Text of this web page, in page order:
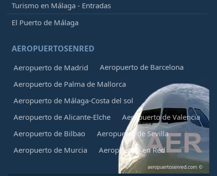
Turismo en Málaga - Entradas
El Puerto de Málaga
AEROPUERTOSENRED
Aeropuerto de Madrid
Aeropuerto de Barcelona
Aeropuerto de Palma de Mallorca
Aeropuerto de Málaga-Costa del sol
Aeropuerto de Alicante-Elche
Aeropuerto de Valencia
Aeropuerto de Bilbao
Aeropuerto de Sevilla
Aeropuerto de Murcia
Aeropuertos en Red